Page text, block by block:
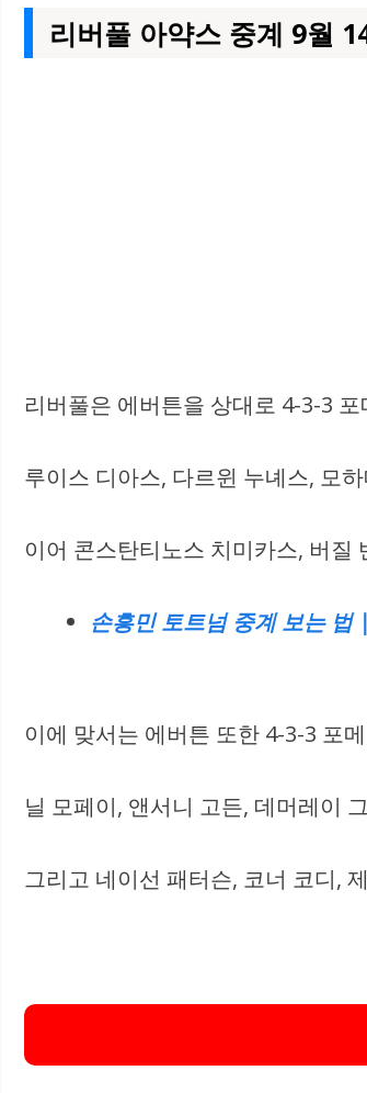
리버풀 아약스 중계 9월
리버풀은 에버튼을 상대로 4-3-3
루이스 디아스, 다르윈 누녜스, 모
이어 콘스탄티노스 치미카스, 버질
손흥민 토트넘 중계 보는
이에 맞서는 에버튼 또한 4-3-3 포
닐 모페이, 앤서니 고든, 데머레이
그리고 네이선 패터슨, 코너 코디,